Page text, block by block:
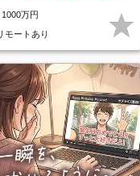
万円
モートあり